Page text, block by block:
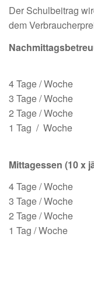
Der Schulbeitrag
dem
4 Tage /
3 Tage /
2 Tage /
1 Tag /
Mittagessen (10 x
4 Tage /
3 Tage /
2 Tage /
1 Tag /